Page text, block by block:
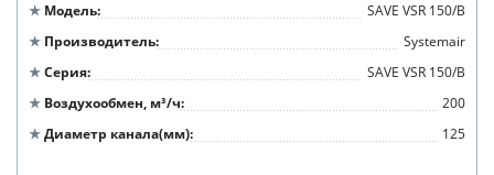
Модель
SAVE VSR 150/B
Производитель
Systemair
Серия
SAVE VSR 150/B
Воздухообмен, м³/ч
200
Диаметр канала(мм)
125